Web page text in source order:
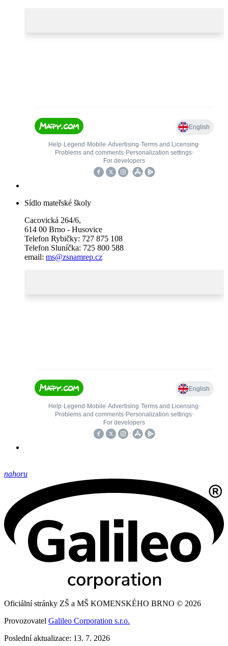
Sídlo mateřské školy
Cacovická 264/6,
614 00 Brno - Husovice
Telefon Rybičky: 727 875 108
Telefon Sluníčka: 725 800 588
email: ms@zsnamrep.cz
nahoru
Oficiální stránky ZŠ a MŠ KOMENSKÉHO BRNO © 2026
Provozovatel Galileo Corporation s.r.o.
Poslední aktualizace: 13. 7. 2026